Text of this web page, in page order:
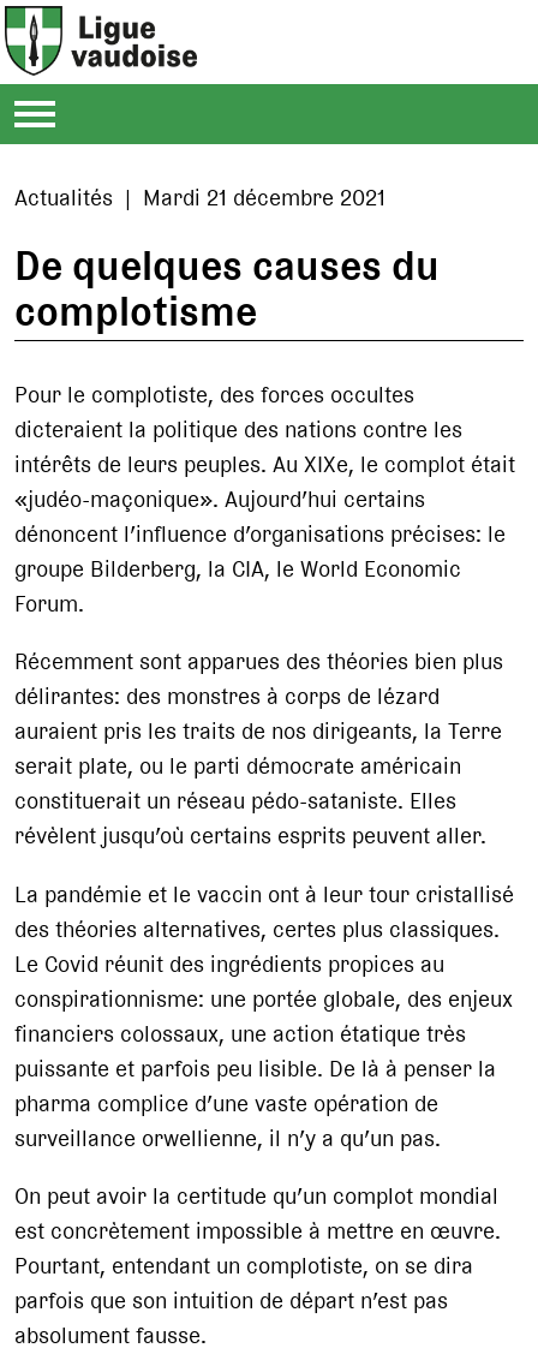
Actualités | Mardi 21 décembre 2021
De quelques causes du
complotisme
Pour le complotiste, des forces occultes
dicteraient la politique des nations contre les
intérêts de leurs peuples. Au XIXe, le complot était
«judéo-maçonique». Aujourd’hui certains
dénoncent l’influence d’organisations précises: le
groupe Bilderberg, la CIA, le World Economic
Forum.
Récemment sont apparues des théories bien plus
délirantes: des monstres à corps de lézard
auraient pris les traits de nos dirigeants, la Terre
serait plate, ou le parti démocrate américain
constituerait un réseau pédo-sataniste. Elles
révèlent jusqu’où certains esprits peuvent aller.
La pandémie et le vaccin ont à leur tour cristallisé
des théories alternatives, certes plus classiques.
Le Covid réunit des ingrédients propices au
conspirationnisme: une portée globale, des enjeux
financiers colossaux, une action étatique très
puissante et parfois peu lisible. De là à penser la
pharma complice d’une vaste opération de
surveillance orwellienne, il n’y a qu’un pas.
On peut avoir la certitude qu’un complot mondial
est concrètement impossible à mettre en œuvre.
Pourtant, entendant un complotiste, on se dira
parfois que son intuition de départ n’est pas
absolument fausse.